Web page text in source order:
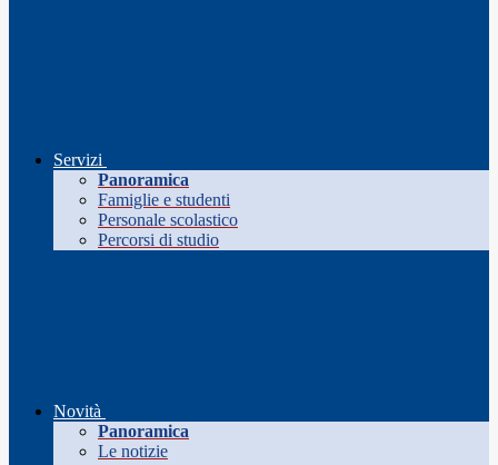
Servizi
Panoramica
Famiglie e studenti
Personale scolastico
Percorsi di studio
Novità
Panoramica
Le notizie